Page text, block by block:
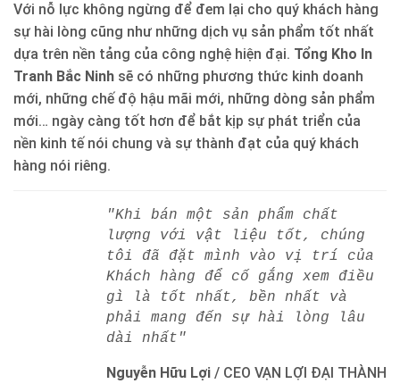
Với nỗ lực không ngừng để đem lại cho quý khách hàng
sự hài lòng cũng như những dịch vụ sản phẩm tốt nhất
dựa trên nền tảng của công nghệ hiện đại. Tổng Kho In
Tranh Bắc Ninh sẽ có những phương thức kinh doanh
mới, những chế độ hậu mãi mới, những dòng sản phẩm
mới… ngày càng tốt hơn để bắt kịp sự phát triển của
nền kinh tế nói chung và sự thành đạt của quý khách
hàng nói riêng.
"Khi bán một sản phẩm chất
lượng với vật liệu tốt, chúng
tôi đã đặt mình vào vị trí của
Khách hàng để cố gắng xem điều
gì là tốt nhất, bền nhất và
phải mang đến sự hài lòng lâu
dài nhất"
Nguyễn Hữu Lợi / CEO VẠN LỢI ĐẠI THÀNH